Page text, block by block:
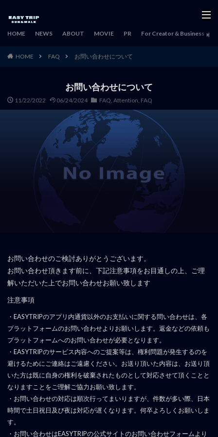
HOME NEWS ABOUT MOVIE PR For Creator & Business
HOME FAQ お問い合わせについて
お問い合わせについて
11/22/2022 06/24/2024 FAQ, Attention, FAQ
お問い合わせのご検討ありがとうございます。
お問い合わせ頂きます前に、下記注意事項をお目通しの上、ご理
解いただいた上でお問い合わせお願い致します
注意事項
・EASYTRIPのアプリ内通貨以外のお支払いに関する問い合わせは、各
プラットフォームのお問い合わせよりお願いします。返金などの依頼も
プラットフォームへのお問い合わせが必要となります。
・EASYTRIPのサービス内容へのご提案等は、権利問題が発生するのを
避けるためにご連絡はご遠慮ください。お送り頂いた内容は、お送り頂
いた方は既に自身の権利を破棄されたものとして対応させて頂くことと
なりますことをご理解ご協力お願い致します。
・お問い合わせの対応は順次行ってまいりますが、件数が多い際、日本
時間で土日祝日及び夜は対応が遅くなります。何卒よろしくお願いしま
す。
・お問い合わせはEASYTRIPの公式サイトのお問い合わせフォームより